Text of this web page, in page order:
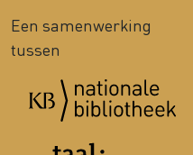
Een samenwerking
tussen